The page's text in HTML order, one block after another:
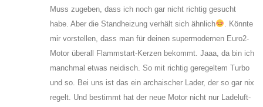
Muss zugeben, dass ich noch gar nicht richtig gesucht
habe. Aber die Standheizung verhält sich ähnlich
. Könnte
mir vorstellen, dass man für deinen supermodernen Euro2-
Motor überall Flammstart-Kerzen bekommt. Jaaa, da bin ich
manchmal etwas neidisch. So mit richtig geregeltem Turbo
und so. Bei uns ist das ein archaischer Lader, der so gar nix
regelt. Und bestimmt hat der neue Motor nicht nur Ladeluft-